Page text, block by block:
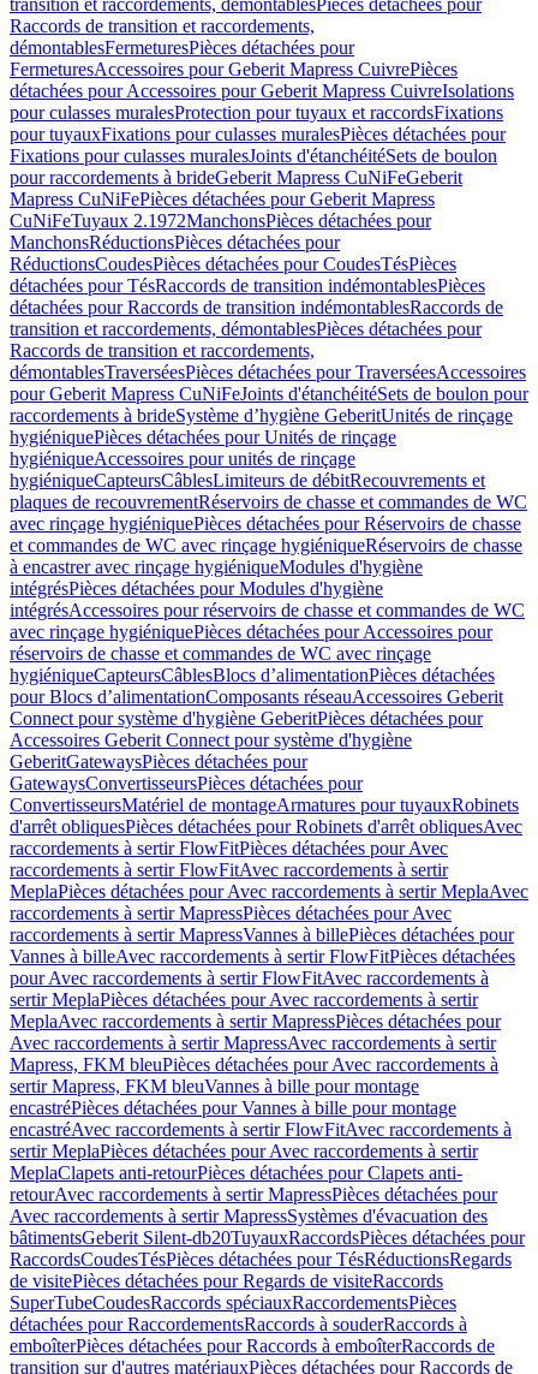
transition et raccordements, démontablesPièces détachées pour
Raccords de transition et raccordements,
démontablesFermeturesPièces détachées pour
FermeturesAccessoires pour Geberit Mapress CuivrePièces
détachées pour Accessoires pour Geberit Mapress CuivreIsolations
pour culasses muralesProtection pour tuyaux et raccordsFixations
pour tuyauxFixations pour culasses muralesPièces détachées pour
Fixations pour culasses muralesJoints d'étanchéitéSets de boulon
pour raccordements à brideGeberit Mapress CuNiFeGeberit
Mapress CuNiFePièces détachées pour Geberit Mapress
CuNiFeTuyaux 2.1972ManchonsPièces détachées pour
ManchonsRéductionsPièces détachées pour
RéductionsCoudesPièces détachées pour CoudesTésPièces
détachées pour TésRaccords de transition indémontablesPièces
détachées pour Raccords de transition indémontablesRaccords de
transition et raccordements, démontablesPièces détachées pour
Raccords de transition et raccordements,
démontablesTraverséesPièces détachées pour TraverséesAccessoires
pour Geberit Mapress CuNiFeJoints d'étanchéitéSets de boulon pour
raccordements à brideSystème d’hygiène GeberitUnités de rinçage
hygiéniquePièces détachées pour Unités de rinçage
hygiéniqueAccessoires pour unités de rinçage
hygiéniqueCapteursCâblesLimiteurs de débitRecouvrements et
plaques de recouvrementRéservoirs de chasse et commandes de WC
avec rinçage hygiéniquePièces détachées pour Réservoirs de chasse
et commandes de WC avec rinçage hygiéniqueRéservoirs de chasse
à encastrer avec rinçage hygiéniqueModules d'hygiène
intégrésPièces détachées pour Modules d'hygiène
intégrésAccessoires pour réservoirs de chasse et commandes de WC
avec rinçage hygiéniquePièces détachées pour Accessoires pour
réservoirs de chasse et commandes de WC avec rinçage
hygiéniqueCapteursCâblesBlocs d’alimentationPièces détachées
pour Blocs d’alimentationComposants réseauAccessoires Geberit
Connect pour système d'hygiène GeberitPièces détachées pour
Accessoires Geberit Connect pour système d'hygiène
GeberitGatewaysPièces détachées pour
GatewaysConvertisseursPièces détachées pour
ConvertisseursMatériel de montageArmatures pour tuyauxRobinets
d'arrêt obliquesPièces détachées pour Robinets d'arrêt obliquesAvec
raccordements à sertir FlowFitPièces détachées pour Avec
raccordements à sertir FlowFitAvec raccordements à sertir
MeplaPièces détachées pour Avec raccordements à sertir MeplaAvec
raccordements à sertir MapressPièces détachées pour Avec
raccordements à sertir MapressVannes à billePièces détachées pour
Vannes à billeAvec raccordements à sertir FlowFitPièces détachées
pour Avec raccordements à sertir FlowFitAvec raccordements à
sertir MeplaPièces détachées pour Avec raccordements à sertir
MeplaAvec raccordements à sertir MapressPièces détachées pour
Avec raccordements à sertir MapressAvec raccordements à sertir
Mapress, FKM bleuPièces détachées pour Avec raccordements à
sertir Mapress, FKM bleuVannes à bille pour montage
encastréPièces détachées pour Vannes à bille pour montage
encastréAvec raccordements à sertir FlowFitAvec raccordements à
sertir MeplaPièces détachées pour Avec raccordements à sertir
MeplaClapets anti-retourPièces détachées pour Clapets anti-
retourAvec raccordements à sertir MapressPièces détachées pour
Avec raccordements à sertir MapressSystèmes d'évacuation des
bâtimentsGeberit Silent-db20TuyauxRaccordsPièces détachées pour
RaccordsCoudesTésPièces détachées pour TésRéductionsRegards
de visitePièces détachées pour Regards de visiteRaccords
SuperTubeCoudesRaccords spéciauxRaccordementsPièces
détachées pour RaccordementsRaccords à souderRaccords à
emboîterPièces détachées pour Raccords à emboîterRaccords de
transition sur d'autres matériauxPièces détachées pour Raccords de